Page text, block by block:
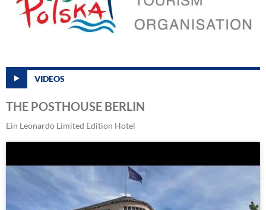
VIDEOS
THE POSTHOUSE BERLIN
Ein Leonardo Limited Edition Hotel